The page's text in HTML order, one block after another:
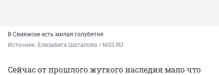
В Свияжске есть милая голубятня
Источник: Елизавета Шаталова / NGS.RU
Сейчас от прошлого жуткого наследия мало что